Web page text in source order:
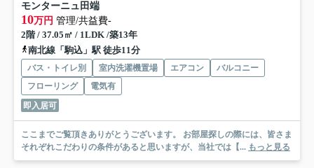
モンターニュ田端
10万円 管理/共益費-
2階 / 37.05㎡ / 1LDK /築13年
南北線「駒込」駅 徒歩11分
バス・トイレ別 室内洗濯機置場 エアコン
バルコニー
フローリング
電気有
即入居可
ここまでご覧頂きありがとうございます。 お部屋探しの際には、皆さま
それぞれこだわりの条件があると思いますが、当社では【... もっと見る